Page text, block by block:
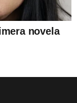
novela